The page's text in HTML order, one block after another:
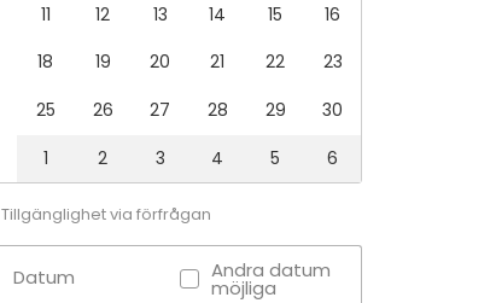
11 12 13 14 15
16
18 19 20 21 22
23
25 26 27 28 29
30
1 2 3 4 5 6
Tillgänglighet via förfrågan
Datum Andra datum
möjliga